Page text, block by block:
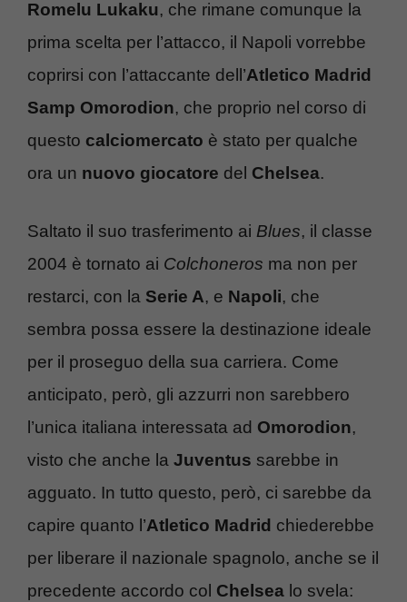
Romelu Lukaku, che rimane comunque la
prima scelta per l’attacco, il Napoli vorrebbe
coprirsi con l’attaccante dell’Atletico Madrid
Samp Omorodion, che proprio nel corso di
questo calciomercato è stato per qualche
ora un nuovo giocatore del Chelsea.
Saltato il suo trasferimento ai Blues, il classe
2004 è tornato ai Colchoneros ma non per
restarci, con la Serie A, e Napoli, che
sembra possa essere la destinazione ideale
per il proseguo della sua carriera. Come
anticipato, però, gli azzurri non sarebbero
l’unica italiana interessata ad Omorodion,
visto che anche la Juventus sarebbe in
agguato. In tutto questo, però, ci sarebbe da
capire quanto l’Atletico Madrid chiederebbe
per liberare il nazionale spagnolo, anche se il
precedente accordo col Chelsea lo svela: